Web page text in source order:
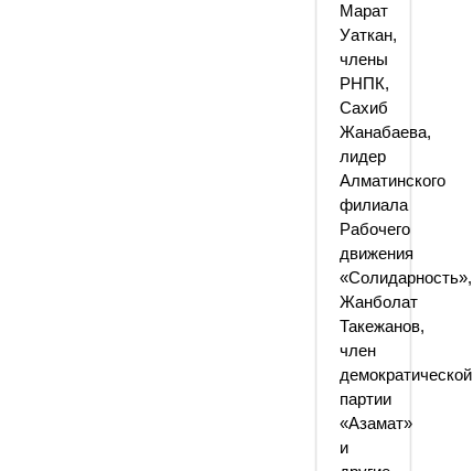
Марат
Уаткан,
члены
РНПК,
Сахиб
Жанабаева,
лидер
Алматинского
филиала
Рабочего
движения
«Солидарность»,
Жанболат
Такежанов,
член
демократической
партии
«Азамат»
и